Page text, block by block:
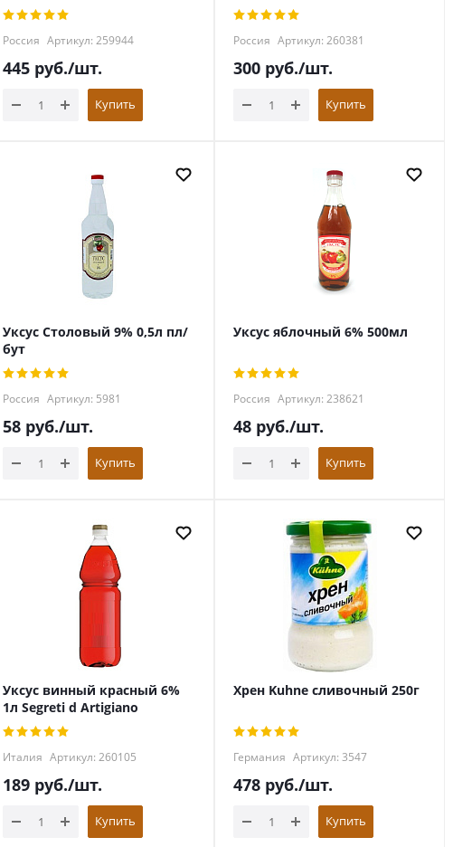
Россия Артикул: 259944
445 руб./шт.
Купить
Россия Артикул: 260381
300 руб./шт.
Купить
Уксус Столовый 9% 0,5л пл/
бут
Россия Артикул: 5981
58 руб./шт.
Купить
Уксус яблочный 6% 500мл
Россия Артикул: 238621
48 руб./шт.
Купить
Уксус винный красный 6%
1л Segreti d Artigiano
Италия Артикул: 260105
189 руб./шт.
Купить
Хрен Kuhne сливочный 250г
Германия Артикул: 3547
478 руб./шт.
Купить